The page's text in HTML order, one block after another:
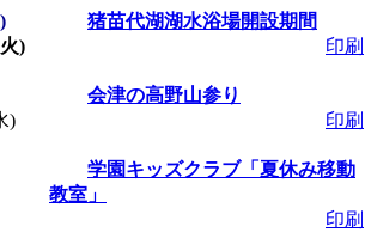
付期間：～
て講座「ばん
07/10～2026/08/
て交流広場「
)
猪苗代湖湖水浴場開設期間
印刷
)
会津の高野山参り
印刷
学園キッズクラブ「夏休み移動
教室」
印刷